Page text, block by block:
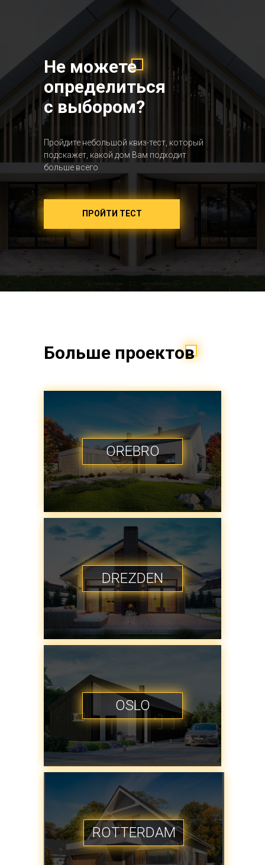
Не можете
определиться
с выбором?
Пройдите небольшой квиз-тест, который
подскажет, какой дом Вам подходит
больше всего
ПРОЙТИ ТЕСТ
Больше проектов
OREBRO
OSLO
DREZDEN
ROTTERDAM